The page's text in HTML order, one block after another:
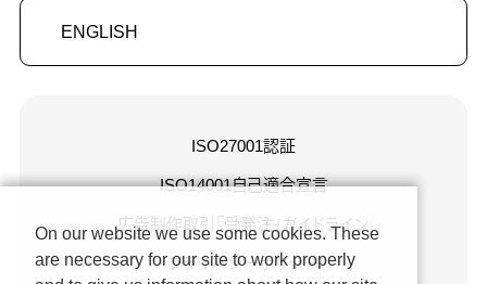
On our website we use some cookies. These
are necessary for our site to work properly
ENGLISH
ISO27001認証
ISO14001自己適合宣言
広告制作取引「受発注」ガイドライン
プライバシーポリシー